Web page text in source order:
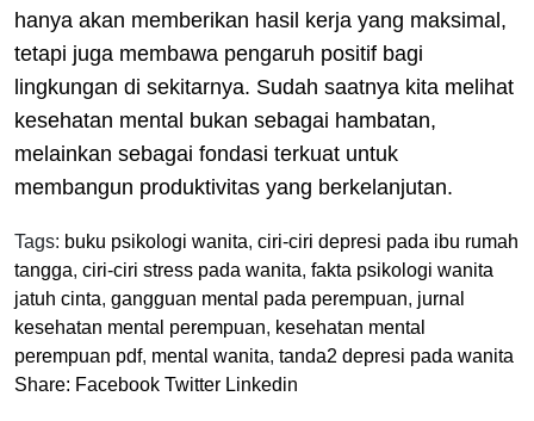
hanya akan memberikan hasil kerja yang maksimal,
tetapi juga membawa pengaruh positif bagi
lingkungan di sekitarnya. Sudah saatnya kita melihat
kesehatan mental bukan sebagai hambatan,
melainkan sebagai fondasi terkuat untuk
membangun produktivitas yang berkelanjutan.
Tags: buku psikologi wanita, ciri-ciri depresi pada ibu rumah
tangga, ciri-ciri stress pada wanita, fakta psikologi wanita
jatuh cinta, gangguan mental pada perempuan, jurnal
kesehatan mental perempuan, kesehatan mental
perempuan pdf, mental wanita, tanda2 depresi pada wanita
Share: Facebook Twitter Linkedin